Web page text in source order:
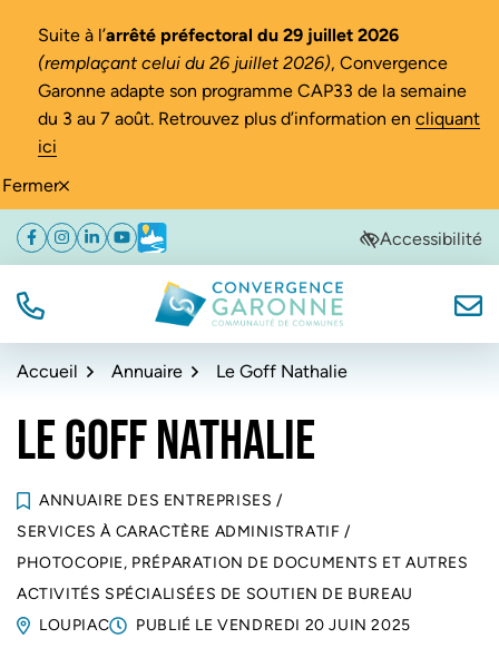
Fermer
Suite à l’arrêté préfectoral du 29 juillet 2026
(remplaçant celui du 26 juillet 2026), Convergence
Garonne adapte son programme CAP33 de la semaine
du 3 au 7 août. Retrouvez plus d’information en cliquant
ici
Aller
navigation
Aller
au
Aller
au
de
Facebook
(ouverture dans un nouvel onglet)
Instagram
(ouverture dans un nouvel onglet)
Linkedin
(ouverture dans un nouvel onglet)
YouTube
(ouverture dans un nouvel onglet)
Météo
(ouverture dans un nouvel onglet)Accessibilité
TÉL. Convergence Garonne
Accueil Annuaire Le Goff Nathalie
LE GOFF NATHALIE
ANNUAIRE DES ENTREPRISES /
SERVICES À CARACTÈRE ADMINISTRATIF /
PHOTOCOPIE, PRÉPARATION DE DOCUMENTS ET AUTRES
ACTIVITÉS SPÉCIALISÉES DE SOUTIEN DE BUREAU
LOUPIAC
PUBLIÉ LEVENDREDI 20 JUIN 2025